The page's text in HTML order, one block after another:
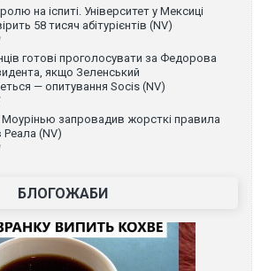
на іспиті. Університет у Мексиці
58 тисяч абітурієнтів (NV)
готові проголосувати за Федорова
якщо Зеленський
— опитування Socis (NV)
Моурінью запровадив жорсткі правила
Реала (NV)
БЛОГОЖАБИ